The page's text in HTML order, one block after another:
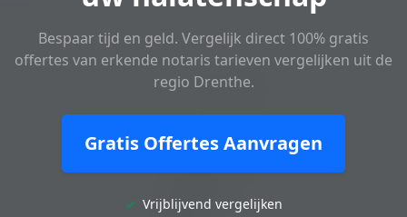
Bespaar tijd en geld. Vergelijk direct 100% gratis
offertes van erkende notaris tarieven vergelijken uit de
regio Drenthe.
Gratis Offertes Aanvragen
✓ Vrijblijvend vergelijken